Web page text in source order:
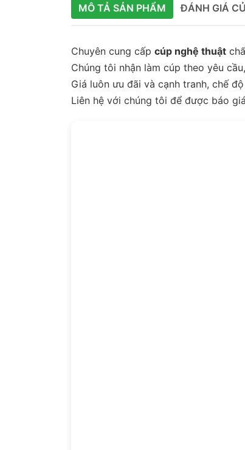
MÔ TẢ SẢN PHẨM ĐÁNH GIÁ
Chuyên cung cấp cúp nghệ thuật
Chúng tôi nhận làm cúp theo yêu
Giá luôn ưu đãi và cạnh tranh, chế
Liên hệ với chúng tôi để được báo